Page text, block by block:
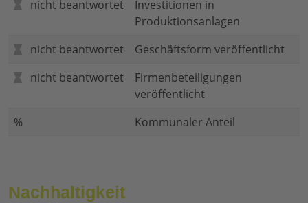
nicht beantwortet
Investitionen in
Produktionsanlagen
nicht beantwortet
Geschäftsform veröffentlicht
nicht beantwortet
Firmenbeteiligungen
veröffentlicht
%
Kommunaler Anteil
Nachhaltigkeit